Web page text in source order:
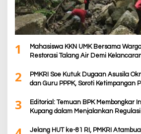
1
Mahasiswa KKN UMK Bersama
Restorasi Talang Air Demi
2
PMKRI Soe Kutuk Dugaan Asusila
dan Guru PPPK, Soroti Ketimpangan
3
Editorial: Temuan BPK Membongkar
Kupang dalam Menjalankan Regulasi
Jelang HUT ke-81 RI, PMKRI